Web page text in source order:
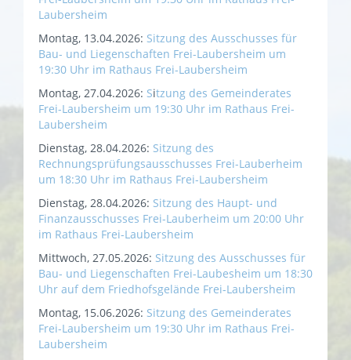
Laubersheim
Montag, 13.04.2026: Sitzung des Ausschusses für
Bau- und Liegenschaften Frei-Laubersheim um
19:30 Uhr im Rathaus Frei-Laubersheim
Montag, 27.04.2026: Sitzung des Gemeinderates
Frei-Laubersheim um 19:30 Uhr im Rathaus Frei-
Laubersheim
Dienstag, 28.04.2026: Sitzung des
Rechnungsprüfungsausschusses Frei-Lauberheim
um 18:30 Uhr im Rathaus Frei-Laubersheim
Dienstag, 28.04.2026: Sitzung des Haupt- und
Finanzausschusses Frei-Lauberheim um 20:00 Uhr
im Rathaus Frei-Laubersheim
Mittwoch, 27.05.2026: Sitzung des Ausschusses für
Bau- und Liegenschaften Frei-Laubesheim um 18:30
Uhr auf dem Friedhofsgelände Frei-Laubersheim
Montag, 15.06.2026: Sitzung des Gemeinderates
Frei-Laubersheim um 19:30 Uhr im Rathaus Frei-
Laubersheim